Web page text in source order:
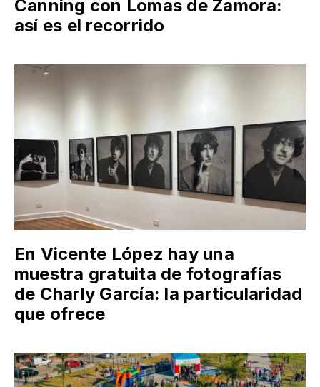
Canning con Lomas de Zamora:
así es el recorrido
En Vicente López hay una
muestra gratuita de fotografías
de Charly García: la particularidad
que ofrece